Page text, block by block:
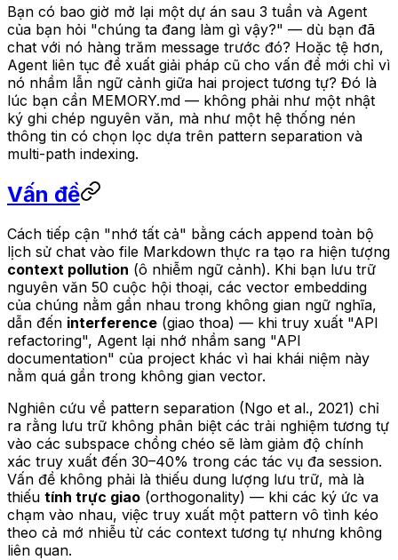
Bạn có bao giờ mở lại một dự án sau 3 tuần và Agent
của bạn hỏi "chúng ta đang làm gì vậy?" — dù bạn đã
chat với nó hàng trăm message trước đó? Hoặc tệ hơn,
Agent liên tục đề xuất giải pháp cũ cho vấn đề mới chỉ vì
nó nhầm lẫn ngữ cảnh giữa hai project tương tự? Đó là
lúc bạn cần MEMORY.md — không phải như một nhật
ký ghi chép nguyên văn, mà như một hệ thống nén
thông tin có chọn lọc dựa trên pattern separation và
multi-path indexing.
Vấn đề
Cách tiếp cận "nhớ tất cả" bằng cách append toàn bộ
lịch sử chat vào file Markdown thực ra tạo ra hiện tượng
context pollution (ô nhiễm ngữ cảnh). Khi bạn lưu trữ
nguyên văn 50 cuộc hội thoại, các vector embedding
của chúng nằm gần nhau trong không gian ngữ nghĩa,
dẫn đến interference (giao thoa) — khi truy xuất "API
refactoring", Agent lại nhớ nhầm sang "API
documentation" của project khác vì hai khái niệm này
nằm quá gần trong không gian vector.
Nghiên cứu về pattern separation (Ngo et al., 2021) chỉ
ra rằng lưu trữ không phân biệt các trải nghiệm tương tự
vào các subspace chồng chéo sẽ làm giảm độ chính
xác truy xuất đến 30–40% trong các tác vụ đa session.
Vấn đề không phải là thiếu dung lượng lưu trữ, mà là
thiếu tính trực giao (orthogonality) — khi các ký ức va
chạm vào nhau, việc truy xuất một pattern vô tình kéo
theo cả mớ nhiễu từ các context tương tự nhưng không
liên quan.